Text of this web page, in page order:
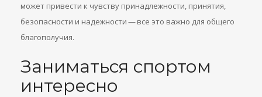
может привести к чувству принадлежности, принятия,
безопасности и надежности — все это важно для общего
благополучия.
Заниматься спортом
интересно